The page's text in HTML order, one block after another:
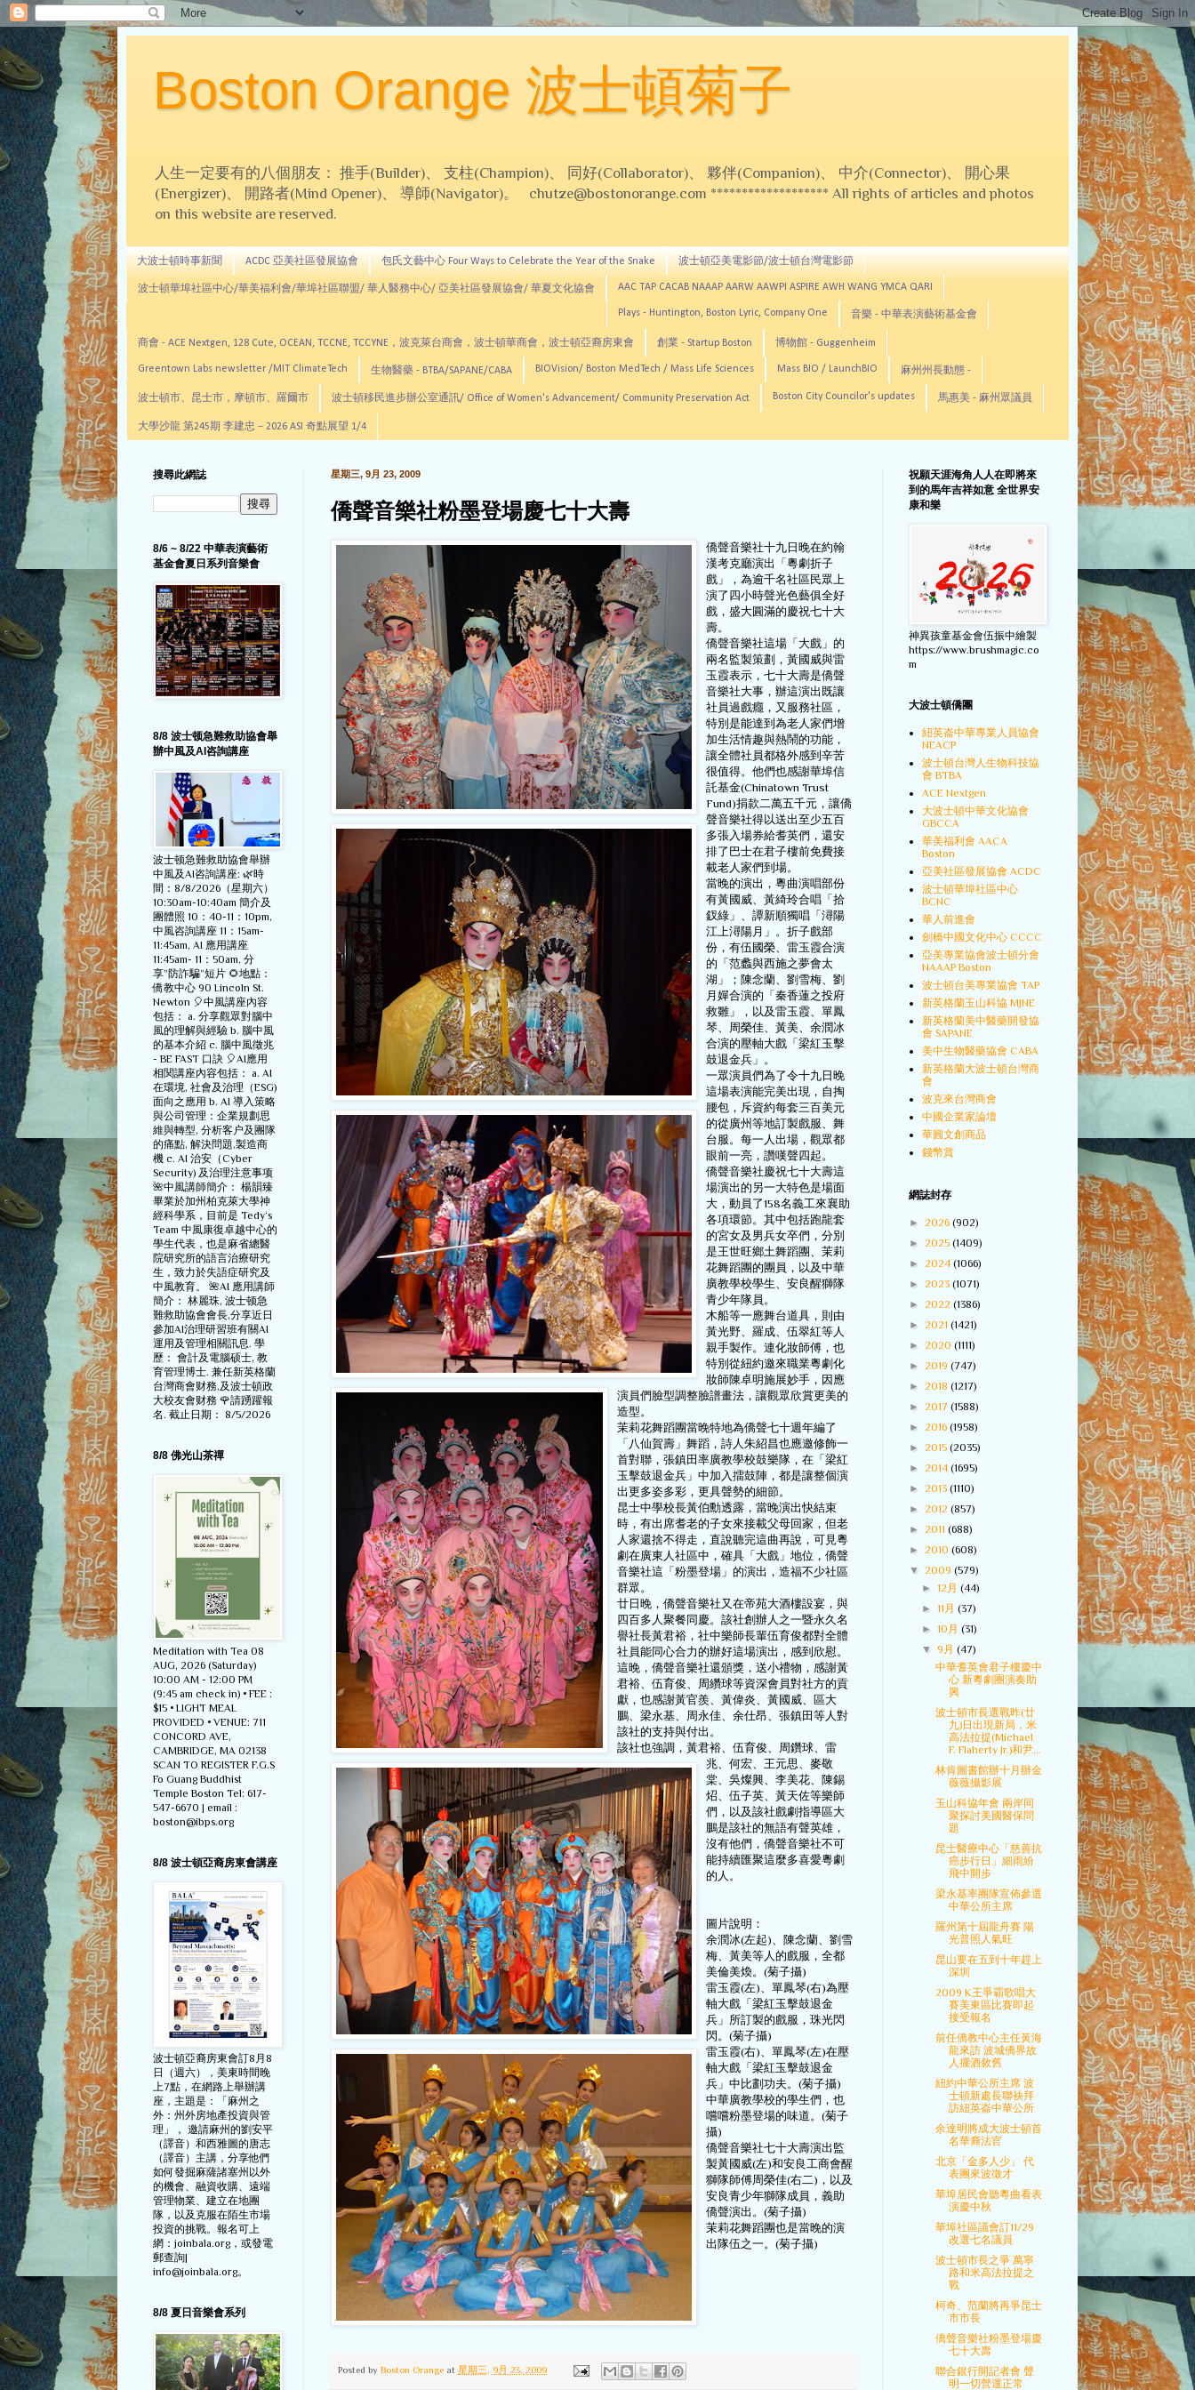
Boston Orange 波士頓菊子
人生一定要有的八個朋友： 推手(Builder)、 支柱(Champion)、 同好(Collaborator)、 夥伴(Companion)、 中介(Connector)、 開心果
(Energizer)、 開路者(Mind Opener)、 導師(Navigator)。 chutze@bostonorange.com ******************* All rights of articles and photos
on this website are reserved.
大波士頓時事新聞 ACDC 亞美社區發展協會 包氏文藝中心 Four Ways to Celebrate the Year of the Snake 波士頓亞美電影節/波士頓台灣電影節
波士頓華埠社區中心/華美福利會/華埠社區聯盟/ 華人醫務中心/ 亞美社區發展協會/ 華夏文化協會 AAC TAP CACAB NAAAP AARW AAWPI ASPIRE AWH WANG YMCA QARI
Plays - Huntington, Boston Lyric, Company One 音樂 - 中華表演藝術基金會
商會 - ACE Nextgen, 128 Cute, OCEAN, TCCNE, TCCYNE，波克萊台商會，波士頓華商會，波士頓亞裔房東會 創業 - Startup Boston 博物館 - Guggenheim
Greentown Labs newsletter /MIT ClimateTech 生物醫藥 - BTBA/SAPANE/CABA BIOVision/ Boston MedTech / Mass Life Sciences Mass BIO / LaunchBIO 麻州州長動態 -
波士頓市、昆士市，摩頓市、羅爾市 波士頓移民進步辦公室通訊/ Office of Women's Advancement/ Community Preservation Act Boston City Councilor's updates 馬惠美 - 麻州眾議員
大學沙龍 第245期 李建忠－2026 ASI 奇點展望 1/4
星期三, 9月 23, 2009
僑聲音樂社粉墨登場慶七十大壽
僑聲音樂社十九日晚在約翰
漢考克廳演出「粵劇折子
戲」，為逾千名社區民眾上
演了四小時聲光色藝俱全好
戲，盛大圓滿的慶祝七十大
壽。
僑聲音樂社這場「大戲」的
兩名監製策劃，黃國威與雷
玉霞表示，七十大壽是僑聲
音樂社大事，辦這演出既讓
社員過戲癮，又服務社區，
特別是能達到為老人家們增
加生活情趣與熱鬧的功能，
讓全體社員都格外感到辛苦
很值得。他們也感謝華埠信
託基金(Chinatown Trust
Fund)捐款二萬五千元，讓僑
聲音樂社得以送出至少五百
多張入場券給耆英們，還安
排了巴士在君子樓前免費接
載老人家們到場。
當晚的演出，粵曲演唱部份
有黃國威、黃綺玲合唱「拾
釵綠」、譚新順獨唱「潯陽
江上潯陽月」。折子戲部
份，有伍國榮、雷玉霞合演
的「范蠡與西施之夢會太
湖」；陳念蘭、劉雪梅、劉
月嬋合演的「秦香蓮之投府
救雛」，以及雷玉霞、單鳳
琴、周榮佳、黃美、余潤冰
合演的壓軸大戲「梁紅玉擊
鼓退金兵」。
一眾演員們為了令十九日晚
這場表演能完美出現，自掏
腰包，斥資約每套三百美元
的從廣州等地訂製戲服、舞
台服。每一人出場，觀眾都
眼前一亮，讚嘆聲四起。
僑聲音樂社慶祝七十大壽這
場演出的另一大特色是場面
大，動員了158名義工來襄助
各項環節。其中包括跑龍套
的宮女及男兵女卒們，分別
是王世旺鄉土舞蹈團、茉莉
花舞蹈團的團員，以及中華
廣教學校學生、安良醒獅隊
青少年隊員。
木船等一應舞台道具，則由
黃光野、羅成、伍翠紅等人
親手製作。連化妝師傅，也
特別從紐約邀來職業粵劇化
妝師陳卓明施展妙手，因應
演員們臉型調整臉譜畫法，讓觀眾欣賞更美的
造型。
茉莉花舞蹈團當晚特地為僑聲七十週年編了
「八仙賀壽」舞蹈，詩人朱紹昌也應邀修飾一
首對聯，張鎮田率廣教學校鼓樂隊，在「梁紅
玉擊鼓退金兵」中加入擂鼓陣，都是讓整個演
出更多姿多彩，更具聲勢的細節。
昆士中學校長黃伯勳透露，當晚演出快結束
時，有出席耆老的子女來接載父母回家，但老
人家還捨不得走，直說聽完這曲再說，可見粵
劇在廣東人社區中，確具「大戲」地位，僑聲
音樂社這「粉墨登場」的演出，造福不少社區
群眾。
廿日晚，僑聲音樂社又在帝苑大酒樓設宴，與
四百多人聚餐同慶。該社創辦人之一暨永久名
譽社長黃君裕，社中樂師長輩伍育俊都對全體
社員能同心合力的辦好這場演出，感到欣慰。
這晚，僑聲音樂社還頒獎，送小禮物，感謝黃
君裕、伍育俊、周纘球等資深會員對社方的貢
獻，也感謝黃官羨、黃偉炎、黃國威、區大
鵬、梁永基、周永佳、余仕昂、張鎮田等人對
該社的支持與付出。
該社也強調，黃君裕、伍育俊、周鑽球、雷
兆、何宏、王元思、麥敬
棠、吳燦興、李美花、陳錫
炤、伍子英、黃天佐等樂師
們，以及該社戲劇指導區大
鵬是該社的無語有聲英雄，
沒有他們，僑聲音樂社不可
能持續匯聚這麼多喜愛粵劇
的人。
圖片說明：
余潤冰(左起)、陳念蘭、劉雪
梅、黃美等人的戲服，全都
美倫美煥。(菊子攝)
雷玉霞(左)、單鳳琴(右)為壓
軸大戲「梁紅玉擊鼓退金
兵」所訂製的戲服，珠光閃
閃。(菊子攝)
雷玉霞(右)、單鳳琴(左)在壓
軸大戲「梁紅玉擊鼓退金
兵」中比劃功夫。(菊子攝)
中華廣教學校的學生們，也
嚐嚐粉墨登場的味道。(菊子
攝)
僑聲音樂社七十大壽演出監
製黃國威(左)和安良工商會醒
獅隊師傅周榮佳(右二)，以及
安良青少年獅隊成員，義助
僑聲演出。(菊子攝)
茉莉花舞蹈團也是當晚的演
出隊伍之一。(菊子攝)
Posted by Boston Orange at 星期三, 9月 23, 2009
搜尋此網誌
8/6 ~ 8/22 中華表演藝術
基金會夏日系列音樂會
8/8 波士顿急難救助協會舉
辦中風及AI咨詢講座
波士顿急難救助協會舉辦
中風及AI咨詢講座: 🌿時
間：8/8/2026（星期六）
10:30am-10:40am 簡介及
團體照 10：40-11：10pm,
中風咨詢講座 11：15am-
11:45am, AI 應用講座
11:45am- 11：50am, 分
享”防詐騙”短片 🌻地點：
僑教中心 90 Lincoln St.
Newton 🎈中風講座內容
包括： a. 分享觀眾對腦中
風的理解與經驗 b. 腦中風
的基本介紹 c. 腦中風徵兆
- BE FAST 口訣 🎈AI應用
相関講座內容包括： a. AI
在環境, 社會及治理（ESG)
面向之應用 b. AI 導入策略
與公司管理：企業規劃思
維與轉型, 分析客户及團隊
的痛點, 解決問題,製造商
機 c. AI 治安（Cyber
Security) 及治理注意事项
🌺中風講師簡介： 楊韻臻
畢業於加州柏克萊大學神
經科學系，目前是 Tedy‘s
Team 中風康復卓越中心的
學生代表，也是麻省總醫
院研究所的語言治療研究
生，致力於失語症研究及
中風教育。 🌺AI 應用講師
簡介： 林麗珠, 波士顿急
難救助協會會長,分享近日
參加AI治理研習班有關AI
運用及管理相關訊息. 學
歷： 會計及電腦硕士, 教
育管理博士. 兼任新英格蘭
台灣商會财務,及波士頓政
大校友會财務 🌹請踴躍報
名. 截止日期： 8/5/2026
8/8 佛光山茶禪
Meditation with Tea 08
AUG, 2026 (Saturday)
10:00 AM - 12:00 PM
(9:45 am check in) • FEE :
$15 • LIGHT MEAL
PROVIDED • VENUE: 711
CONCORD AVE,
CAMBRIDGE, MA 02138
SCAN TO REGISTER F.G.S
Fo Guang Buddhist
Temple Boston Tel: 617-
547-6670 | email :
boston@ibps.org
8/8 波士頓亞裔房東會講座
波士頓亞裔房東會訂8月8
日（週六），美東時間晚
上7點，在網路上舉辦講
座，主題是：「麻州之
外：州外房地產投資與管
理」， 邀請麻州的劉安平
（譯音）和西雅圖的唐志
（譯音）主講，分享他們
如何發掘麻薩諸塞州以外
的機會、融資收購、遠端
管理物業、建立在地團
隊，以及克服在陌生市場
投資的挑戰。報名可上
網：joinbala.org，或發電
郵查詢|
info@joinbala.org。
8/8 夏日音樂會系列
祝願天涯海角人人在即將來
到的馬年吉祥如意 全世界安
康和樂
神異孩童基金會伍振中繪製
https://www.brushmagic.co
m
大波士頓僑團
紐英崙中華專業人員協會
NEACP
波士頓台灣人生物科技協
會 BTBA
ACE Nextgen
大波士頓中華文化協會
GBCCA
華美福利會 AACA
Boston
亞美社區發展協會 ACDC
波士頓華埠社區中心
BCNC
華人前進會
劍橋中國文化中心 CCCC
亞美專業協會波士頓分會
NAAAP Boston
波士頓台美專業協會 TAP
新英格蘭玉山科協 MJNE
新英格蘭美中醫藥開發協
會 SAPANE
美中生物醫藥協會 CABA
新英格蘭大波士頓台灣商
會
波克來台灣商會
中國企業家論壇
華圓文創商品
錢幣賞
網誌封存
► 2026 (902)
► 2025 (1409)
► 2024 (1066)
► 2023 (1071)
► 2022 (1386)
► 2021 (1421)
► 2020 (1111)
► 2019 (747)
► 2018 (1217)
► 2017 (1588)
► 2016 (1958)
► 2015 (2035)
► 2014 (1695)
► 2013 (1110)
► 2012 (857)
► 2011 (688)
► 2010 (608)
▼ 2009 (579)
►12月(44)
►11月(37)
►10月(31)
▼9月(47)
中華耆英會君子樓慶中
心 新粵劇團演奏助
興
波士頓市長選戰昨(廿
九)日出現新局，米
高法拉提(Michael
F. Flaherty Jr.)和尹...
林肯圖書館辦十月辦金
薇薇攝影展
玉山科協年會 兩岸同
聚探討美國醫保問
題
昆士醫療中心「慈善抗
癌步行日」細雨紛
飛中開步
梁永基率團隊宣佈參選
中華公所主席
羅州第十屆龍舟賽 陽
光普照人氣旺
昆山要在五到十年趕上
深圳
2009 K王爭霸歌唱大
賽美東區比賽即起
接受報名
前任僑教中心主任黃海
龍來訪 波城僑界故
人擺酒敘舊
紐約中華公所主席 波
士頓新處長聯袂拜
訪紐英崙中華公所
余達明將成大波士頓首
名華裔法官
北京「金多人少」 代
表團來波徵才
華埠居民會聽粵曲看表
演慶中秋
華埠社區議會訂11/29
改選七名議員
波士頓市長之爭 萬寧
路和米高法拉提之
戰
柯奇、范蘭將再爭昆士
市市長
僑聲音樂社粉墨登場慶
七十大壽
聯合銀行開記者會 聲
明一切營運正常